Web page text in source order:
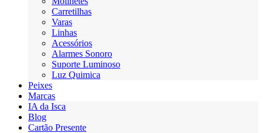
Carretilhas
Varas
Linhas
Acessórios
Alarmes Sonoro
Suporte Luminoso
Luz Quimica
Peixes
Marcas
IA da Isca
Blog
Cartão Presente